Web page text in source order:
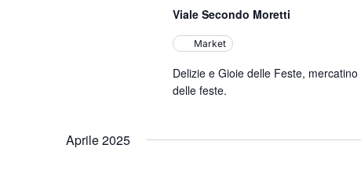
Viale Secondo Moretti
Market
Delizie e Gioie delle Feste,
delle feste.
Aprile 2025